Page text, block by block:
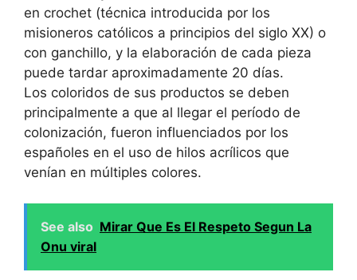
en crochet (técnica introducida por los
misioneros católicos a principios del siglo XX) o
con ganchillo, y la elaboración de cada pieza
puede tardar aproximadamente 20 días.
Los coloridos de sus productos se deben
principalmente a que al llegar el período de
colonización, fueron influenciados por los
españoles en el uso de hilos acrílicos que
venían en múltiples colores.
See also Mirar Que Es El Respeto Segun La
Onu viral